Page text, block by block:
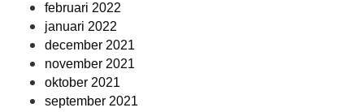
februari 2022
januari 2022
december 2021
november 2021
oktober 2021
september 2021